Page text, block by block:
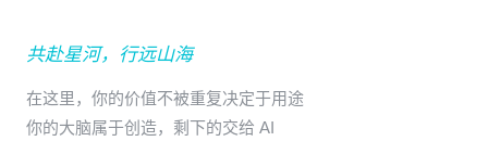
共赴星河，行远山海
在这里，你的价值不被重复决定于用途
你的大脑属于创造，剩下的交给 AI